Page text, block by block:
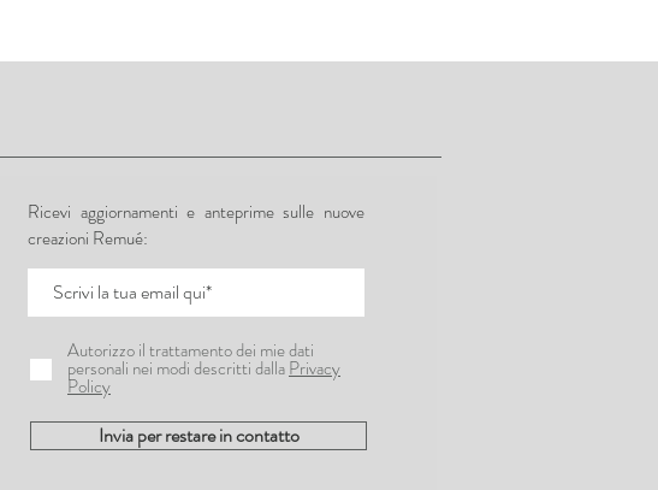
Ricevi aggiornamenti e anteprime sulle nuove
creazioni Remué:
Autorizzo il trattamento dei mie dati
personali nei modi descritti dallaPrivacy
Policy
Invia per restare in contatto